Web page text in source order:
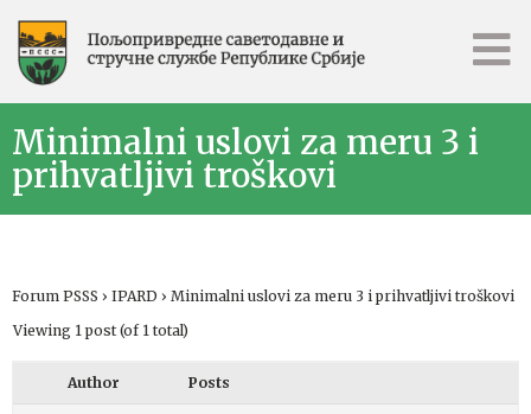
Minimalni uslovi za meru 3 i
prihvatljivi troškovi
Forum PSSS › IPARD › Minimalni uslovi za meru 3 i prihvatljivi troškovi
Viewing 1 post (of 1 total)
Author Posts